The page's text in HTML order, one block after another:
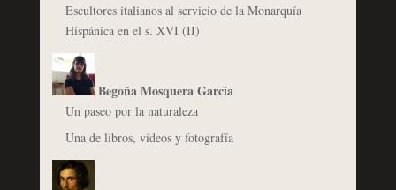
Escultores italianos al servicio de la Monarquía
Hispánica en el s. XVI (II)
Begoña Mosquera García
Un paseo por la naturaleza
Una de libros, vídeos y fotografía